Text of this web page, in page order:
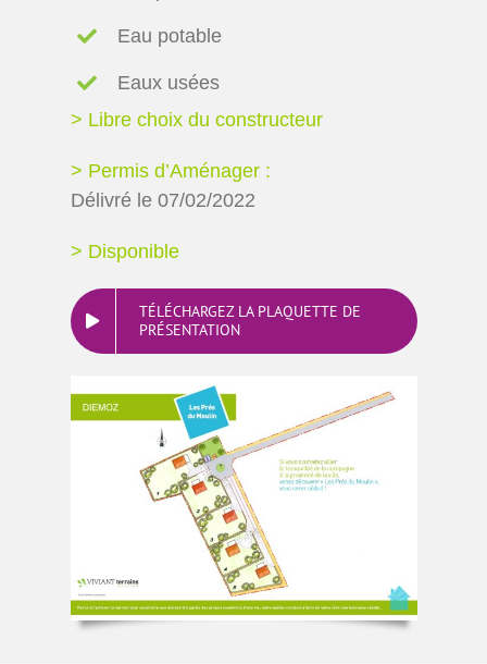
Eau potable
Eaux usées
> Libre choix du constructeur
> Permis d’Aménager :
Délivré le 07/02/2022
> Disponible
TÉLÉCHARGEZ LA PLAQUETTE DE
PRÉSENTATION